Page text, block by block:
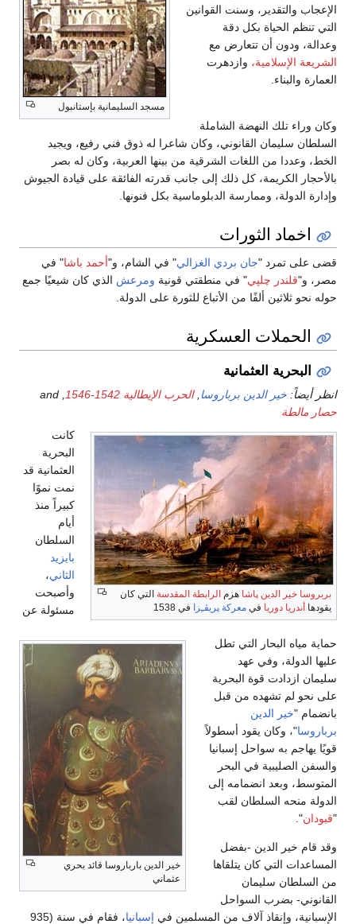
مسجد السليمانية بإستانبول
الإعجاب والتقدير، وسنت القوانين
التي تنظم الحياة بكل دقة
وعدالة، ودون أن تتعارض مع
الشريعة الإسلامية، وازدهرت
العمارة والبناء.
وكان وراء تلك النهضة الشاملة
السلطان سليمان القانوني، وكان شاعرا له ذوق فني رفيع، ويجيد
الخط، وعددا من اللغات الشرقية من بينها العربية، وكان له بصر
بالأحجار الكريمة، كل ذلك إلى جانب قدرته الفائقة على قيادة الجيوش
وإدارة الدولة، وممارسة الدبلوماسية بكل فنونها.
اخماد الثورات
قضى على تمرد "جان بردي الغزالي" في الشام، و"أحمد باشا" في
مصر، و"قلندر چلپي" في منطقتي قونية ومرعش الذي كان شيعيًا جمع
حوله نحو ثلاثين ألفًا من الأتباع للثورة على الدولة.
الحملات العسكرية
البحرية العثمانية
انظر أيضاً: خير الدين برباروسا ,الحرب الإيطالية 1542-1546
حصار مالطة
بربروسا خير الدين پاشا هزم الرابطة المقدسة التي كان
يقودها أندريا دوريا في معركة پريڤـِزا في 1538
خير الدين بارباروسا قائد بحري
عثماني
كانت
البحرية
العثمانية قد
نمت نموًا
كبيراً منذ
أيام
السلطان
بايزيد
الثاني،
وأصبحت
مسئولة عن
حماية مياه البحار التي تطل
عليها الدولة، وفي عهد
سليمان ازدادت قوة البحرية
على نحو لم تشهده من قبل
بانضمام "خير الدين
برباروسا"، وكان يقود أسطولاً
قويًا يهاجم به سواحل إسبانيا
والسفن الصليبية في البحر
المتوسط، وبعد انضمامه إلى
الدولة منحه السلطان لقب
"قبودان".
وقد قام خير الدين -بفضل
المساعدات التي كان يتلقاها
من السلطان سليمان
القانوني- بضرب السواحل
الإسبانية، وإنقاذ آلاف من المسلمين في إسبانيا
، فقام في سنة (935